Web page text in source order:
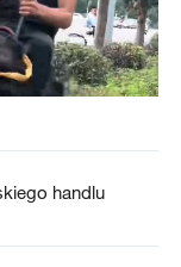
handlu